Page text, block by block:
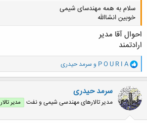
ض
و
ع
سلام به همه مهندسای شیمی
خوبین انشاالله
کلیک کنید تا باز شود...
احوال آقا مدیر
ارادتمند
و
ا
ک
ن
ش
ه
ا
P O U R I A و سرمد حیدری
سرمد حیدری
مدیر تالارهای مهندسی شیمی و نفت مدیر تالار